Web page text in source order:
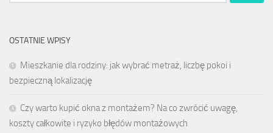
OSTATNIE WPISY
Mieszkanie dla rodziny: jak wybrać metraż, liczbę pokoi i
bezpieczną lokalizację
Czy warto kupić okna z montażem? Na co zwrócić uwagę,
koszty całkowite i ryzyko błędów montażowych